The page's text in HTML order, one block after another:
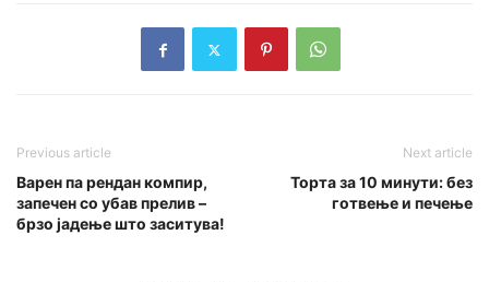
Previous article
Варен па рендан компир,
запечен со убав прелив –
брзо јадење што заситува!
Next article
Торта за 10 минути: без
готвење и печење